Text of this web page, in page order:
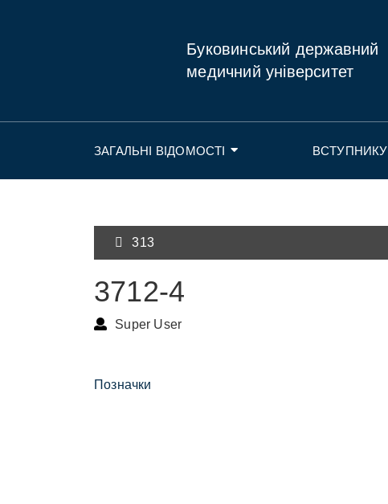
Буковинський державний
медичний університет
ЗАГАЛЬНІ ВІДОМОСТІ ВСТУПНИКУ
313
3712-4
Super User
Позначки